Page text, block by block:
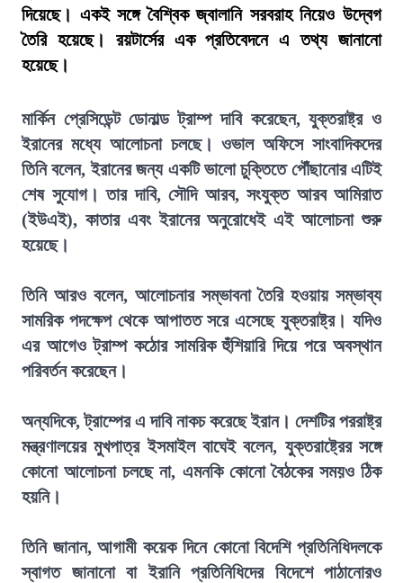
দিয়েছে। একই সঙ্গে বৈশ্বিক জ্বালানি সরবরাহ নিয়েও উদ্বেগ
তৈরি হয়েছে। রয়টার্সের এক প্রতিবেদনে এ তথ্য জানানো
হয়েছে।
মার্কিন প্রেসিডেন্ট ডোনাল্ড ট্রাম্প দাবি করেছেন, যুক্তরাষ্ট্র ও
ইরানের মধ্যে আলোচনা চলছে। ওভাল অফিসে সাংবাদিকদের
তিনি বলেন, ইরানের জন্য একটি ভালো চুক্তিতে পৌঁছানোর এটিই
শেষ সুযোগ। তার দাবি, সৌদি আরব, সংযুক্ত আরব আমিরাত
(ইউএই), কাতার এবং ইরানের অনুরোধেই এই আলোচনা শুরু
হয়েছে।
তিনি আরও বলেন, আলোচনার সম্ভাবনা তৈরি হওয়ায় সম্ভাব্য
সামরিক পদক্ষেপ থেকে আপাতত সরে এসেছে যুক্তরাষ্ট্র। যদিও
এর আগেও ট্রাম্প কঠোর সামরিক হুঁশিয়ারি দিয়ে পরে অবস্থান
পরিবর্তন করেছেন।
অন্যদিকে, ট্রাম্পের এ দাবি নাকচ করেছে ইরান। দেশটির পররাষ্ট্র
মন্ত্রণালয়ের মুখপাত্র ইসমাইল বাঘেই বলেন, যুক্তরাষ্ট্রের সঙ্গে
কোনো আলোচনা চলছে না, এমনকি কোনো বৈঠকের সময়ও ঠিক
হয়নি।
তিনি জানান, আগামী কয়েক দিনে কোনো বিদেশি প্রতিনিধিদলকে
স্বাগত জানানো বা ইরানি প্রতিনিধিদের বিদেশে পাঠানোরও